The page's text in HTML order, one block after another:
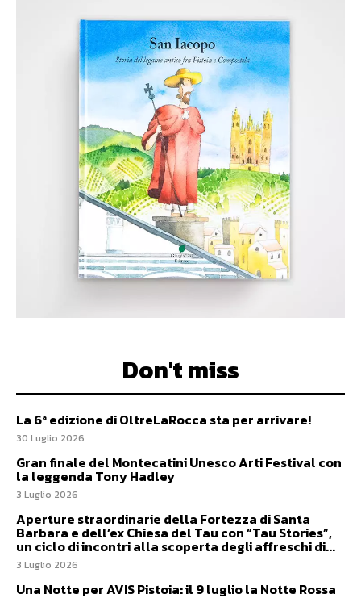
Don't miss
La 6ª edizione di OltreLaRocca sta per arrivare!
30 Luglio 2026
Gran finale del Montecatini Unesco Arti Festival con
la leggenda Tony Hadley
3 Luglio 2026
Aperture straordinarie della Fortezza di Santa
Barbara e dell’ex Chiesa del Tau con “Tau Stories”,
un ciclo di incontri alla scoperta degli affreschi di...
3 Luglio 2026
Una Notte per AVIS Pistoia: il 9 luglio la Notte Rossa